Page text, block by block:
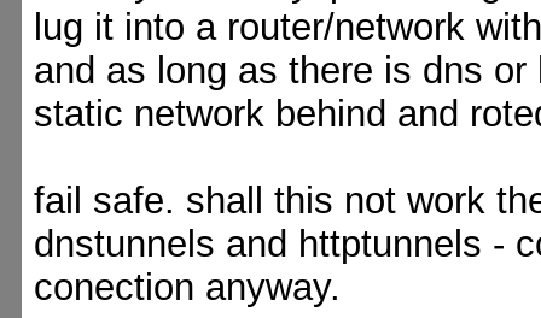
lug it into a router/network
and as long as there is dns
static network behind and
fail safe. shall this not work
dnstunnels and httptunnels -
conection anyway.